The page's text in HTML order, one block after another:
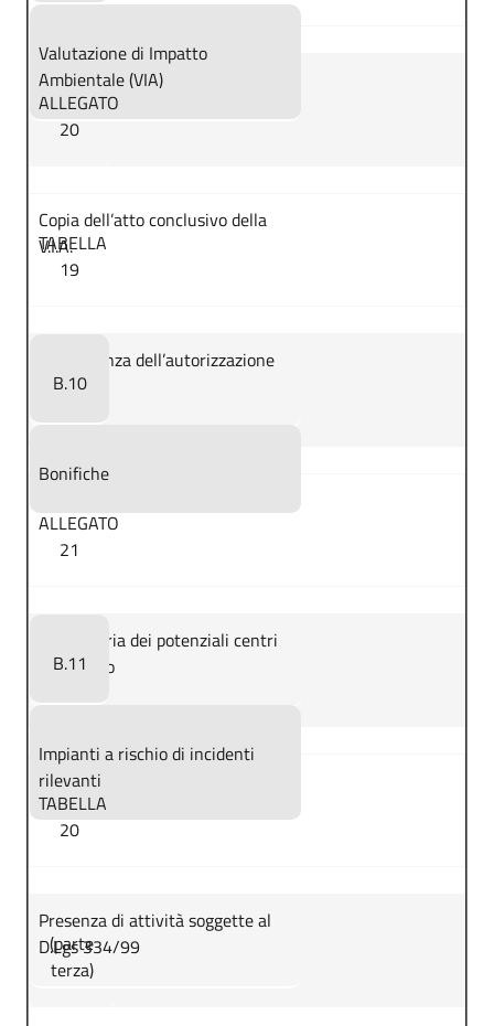
Valutazione di Impatto
Ambientale (VIA)
ALLEGATO
20
Copia dell’atto conclusivo della
V.I.A.
TABELLA
19
Competenza dell’autorizzazione
V.I.A.
B.10
Bonifiche
ALLEGATO
21
Planimetria dei potenziali centri
di pericolo
B.11
Impianti a rischio di incidenti
rilevanti
TABELLA
20
Presenza di attività soggette al
D.Lgs 334/99
(parte
terza)